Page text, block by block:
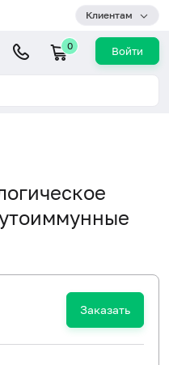
Клиентам
0 Войти
Заказать